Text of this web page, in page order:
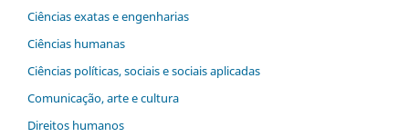
Ciências exatas e engenharias
Ciências humanas
Ciências políticas, sociais e sociais aplicadas
Comunicação, arte e cultura
Direitos humanos